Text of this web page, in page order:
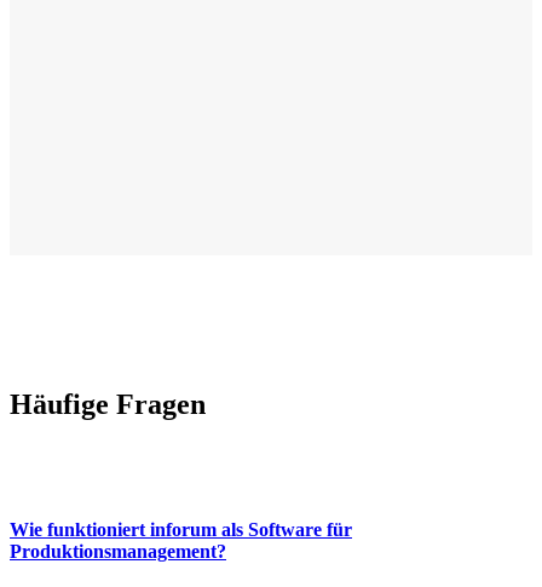
Häufige Fragen
Wie funktioniert inforum als Software für
Produktionsmanagement?